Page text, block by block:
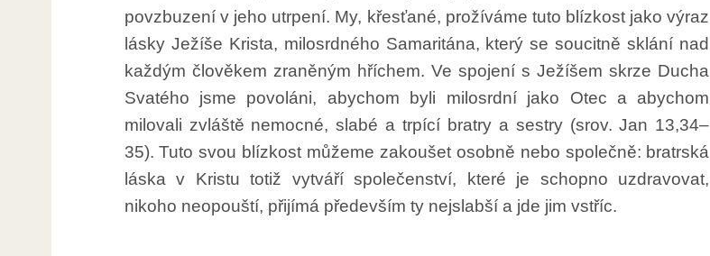
povzbuzení v jeho utrpení. My, křesťané, prožíváme tuto blízkost jako výraz
lásky Ježíše Krista, milosrdného Samaritána, který se soucitně sklání nad
každým člověkem zraněným hříchem. Ve spojení s Ježíšem skrze Ducha
Svatého jsme povoláni, abychom byli milosrdní jako Otec a abychom
milovali zvláště nemocné, slabé a trpící bratry a sestry (srov. Jan 13,34–
35). Tuto svou blízkost můžeme zakoušet osobně nebo společně: bratrská
láska v Kristu totiž vytváří společenství, které je schopno uzdravovat,
nikoho neopouští, přijímá především ty nejslabší a jde jim vstříc.